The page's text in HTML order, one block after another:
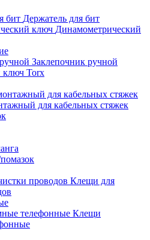
Держатель для бит
Динамометрический
Заклепочник ручной
ключ Torx
для кабельных стяжек
Клещи для
Клещи